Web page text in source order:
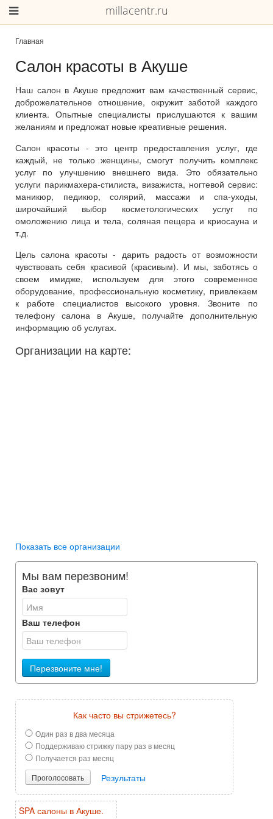
millacentr.ru
Главная
Салон красоты в Акуше
Наш салон в Акуше предложит вам качественный сервис,
доброжелательное отношение, окружит заботой каждого
клиента. Опытные специалисты прислушаются к вашим
желаниям и предложат новые креативные решения.
Салон красоты - это центр предоставления услуг, где
каждый, не только женщины, смогут получить комплекс
услуг по улучшению внешнего вида. Это обязательно
услуги парикмахера-стилиста, визажиста, ногтевой сервис:
маникюр, педикюр, солярий, массажи и спа-уходы,
широчайший выбор косметологических услуг по
омоложению лица и тела, соляная пещера и криосауна и
т.д.
Цель салона красоты - дарить радость от возможности
чувствовать себя красивой (красивым). И мы, заботясь о
своем имидже, используем для этого современное
оборудование, профессиональную косметику, привлекаем
к работе специалистов высокого уровня. Звоните по
телефону салона в Акуше, получайте дополнительную
информацию об услугах.
Организации на карте:
Показать все организации
Мы вам перезвоним!
Вас зовут
Ваш телефон
Перезвоните мне!
Как часто вы стрижетесь?
Один раз в два месяца
Поддерживаю стрижку пару раз в месяц
Получается раз месяц
Проголосовать
Результаты
SPA салоны в Акуше.